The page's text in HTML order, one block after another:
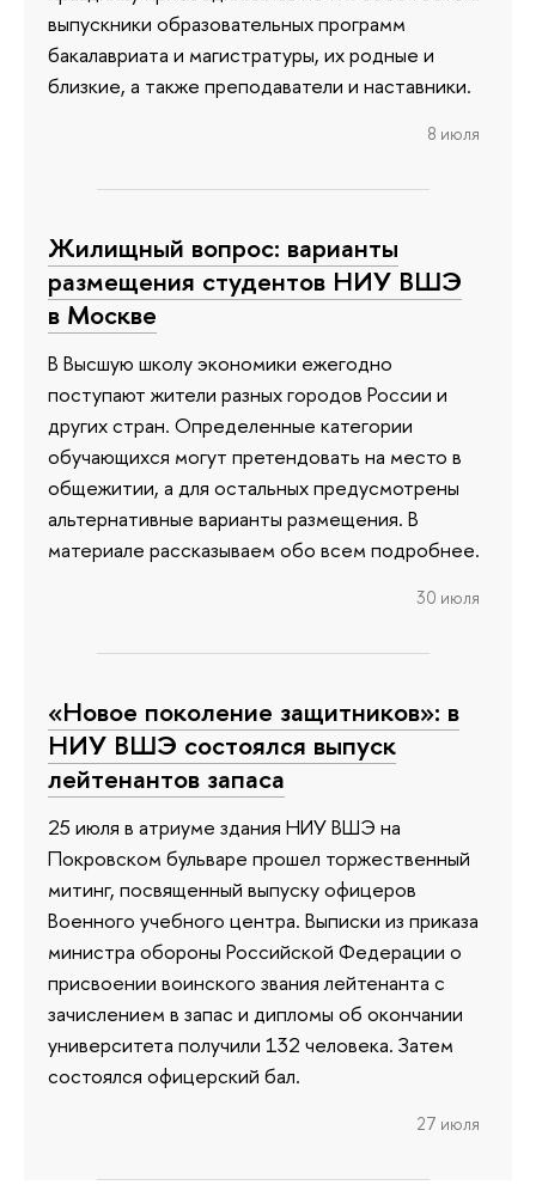
выпускники образовательных программ
бакалавриата и магистратуры, их родные и
близкие, а также преподаватели и наставники.
8 июля
Жилищный вопрос: варианты
размещения студентов НИУ ВШЭ
в Москве
В Высшую школу экономики ежегодно
поступают жители разных городов России и
других стран. Определенные категории
обучающихся могут претендовать на место в
общежитии, а для остальных предусмотрены
альтернативные варианты размещения. В
материале рассказываем обо всем подробнее.
30 июля
«Новое поколение защитников»: в
НИУ ВШЭ состоялся выпуск
лейтенантов запаса
25 июля в атриуме здания НИУ ВШЭ на
Покровском бульваре прошел торжественный
митинг, посвященный выпуску офицеров
Военного учебного центра. Выписки из приказа
министра обороны Российской Федерации о
присвоении воинского звания лейтенанта с
зачислением в запас и дипломы об окончании
университета получили 132 человека. Затем
состоялся офицерский бал.
27 июля